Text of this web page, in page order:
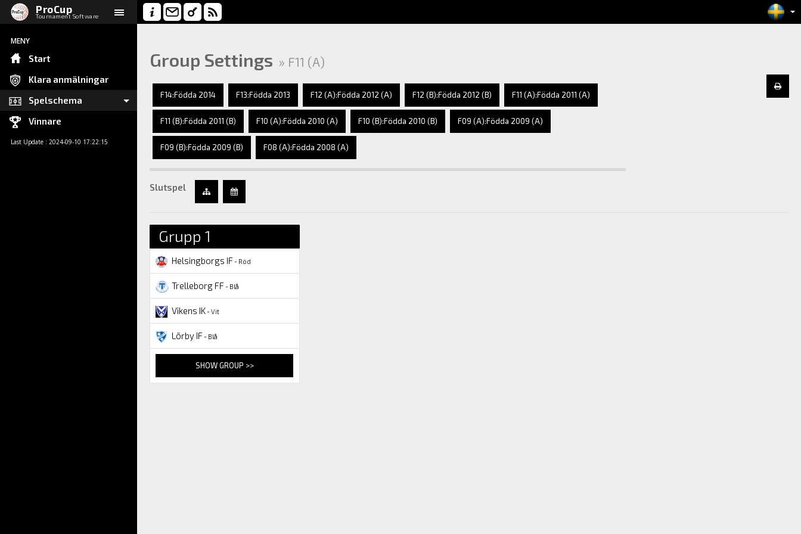
ProCup
Tournament Software
MENY
Start
Klara anmälningar
Spelschema
Vinnare
Last Update : 2024-09-10 17:22:15
Group Settings » F11 (A)
F14:Födda 2014 F13:Födda 2013 F12 (A):Födda 2012 (A) F12 (B):Födda 2012 (B) F11 (A):Födda 2011 (A)
F11 (B):Födda 2011 (B) F10 (A):Födda 2010 (A) F10 (B):Födda 2010 (B) F09 (A):Födda 2009 (A)
F09 (B):Födda 2009 (B) F08 (A):Födda 2008 (A)
Slutspel
Grupp 1
Helsingborgs IF- Röd
Trelleborg FF- Blå
Vikens IK- Vit
Lörby IF- Blå
SHOW GROUP >>